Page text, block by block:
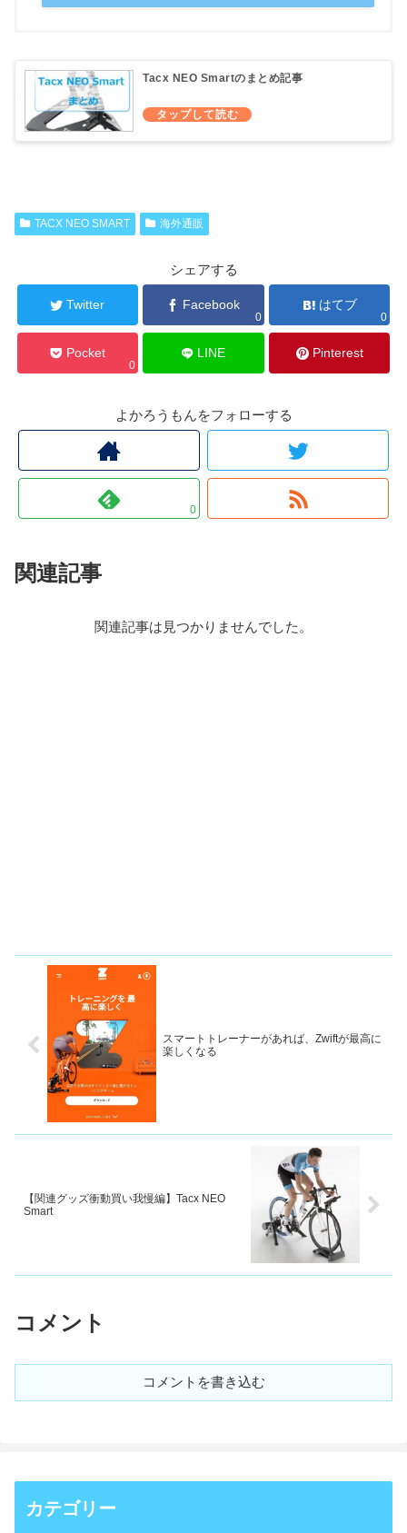
Tacx NEO Smartのまとめ記事
TACX NEO SMART 海外通販
シェアする
Twitter Facebook
0
はてブ
0
Pocket
0
LINE Pinterest
よかろうもんをフォローする
0
関連記事
関連記事は見つかりませんでした。
スマートトレーナーがあれば、Zwiftが最高に
楽しくなる
【関連グッズ衝動買い我慢編】Tacx NEO
Smart
コメント
コメントを書き込む
カテゴリー